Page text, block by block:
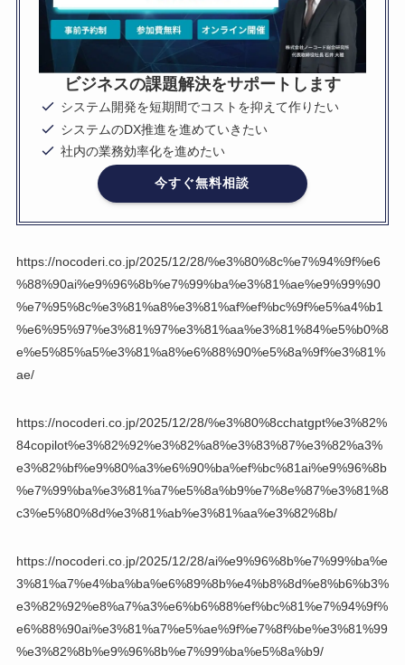
ビジネスの課題解決をサポートします
システム開発を短期間でコストを抑えて作りたい
システムのDX推進を進めていきたい
社内の業務効率化を進めたい
今すぐ無料相談
https://nocoderi.co.jp/2025/12/28/%e3%80%8c%e7%94%9f%e6
%88%90ai%e9%96%8b%e7%99%ba%e3%81%ae%e9%99%90
%e7%95%8c%e3%81%a8%e3%81%af%ef%bc%9f%e5%a4%b1
%e6%95%97%e3%81%97%e3%81%aa%e3%81%84%e5%b0%8
e%e5%85%a5%e3%81%a8%e6%88%90%e5%8a%9f%e3%81%
ae/
https://nocoderi.co.jp/2025/12/28/%e3%80%8cchatgpt%e3%82%
84copilot%e3%82%92%e3%82%a8%e3%83%87%e3%82%a3%
e3%82%bf%e9%80%a3%e6%90%ba%ef%bc%81ai%e9%96%8b
%e7%99%ba%e3%81%a7%e5%8a%b9%e7%8e%87%e3%81%8
c3%e5%80%8d%e3%81%ab%e3%81%aa%e3%82%8b/
https://nocoderi.co.jp/2025/12/28/ai%e9%96%8b%e7%99%ba%e
3%81%a7%e4%ba%ba%e6%89%8b%e4%b8%8d%e8%b6%b3%
e3%82%92%e8%a7%a3%e6%b6%88%ef%bc%81%e7%94%9f%
e6%88%90ai%e3%81%a7%e5%ae%9f%e7%8f%be%e3%81%99
%e3%82%8b%e9%96%8b%e7%99%ba%e5%8a%b9/